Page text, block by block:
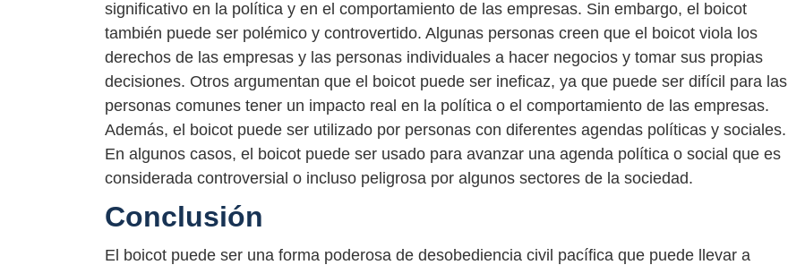
significativo en la política y en el comportamiento de las empresas. Sin embargo, el boicot
también puede ser polémico y controvertido. Algunas personas creen que el boicot viola los
derechos de las empresas y las personas individuales a hacer negocios y tomar sus propias
decisiones. Otros argumentan que el boicot puede ser ineficaz, ya que puede ser difícil para las
personas comunes tener un impacto real en la política o el comportamiento de las empresas.
Además, el boicot puede ser utilizado por personas con diferentes agendas políticas y sociales.
En algunos casos, el boicot puede ser usado para avanzar una agenda política o social que es
considerada controversial o incluso peligrosa por algunos sectores de la sociedad.
Conclusión
El boicot puede ser una forma poderosa de desobediencia civil pacífica que puede llevar a